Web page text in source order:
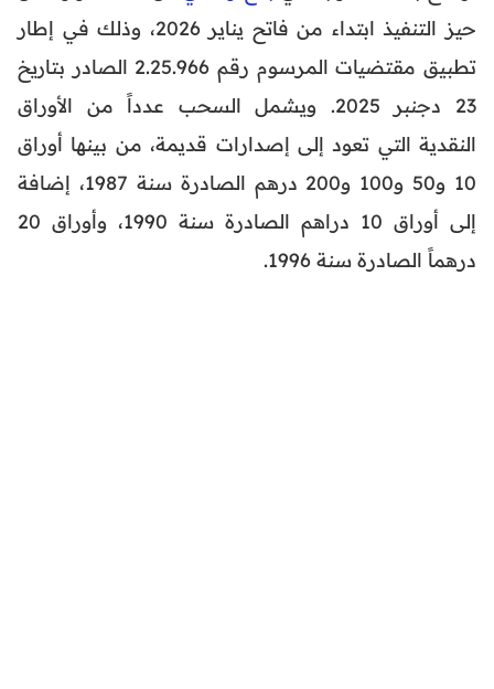
حيز التنفيذ ابتداء من فاتح يناير 2026، وذلك في إطار
تطبيق مقتضيات المرسوم رقم 2.25.966 الصادر بتاريخ
23 دجنبر 2025. ويشمل السحب عدداً من الأوراق
النقدية التي تعود إلى إصدارات قديمة، من بينها أوراق
10 و50 و100 و200 درهم الصادرة سنة 1987، إضافة
إلى أوراق 10 دراهم الصادرة سنة 1990، وأوراق 20
درهماً الصادرة سنة 1996.